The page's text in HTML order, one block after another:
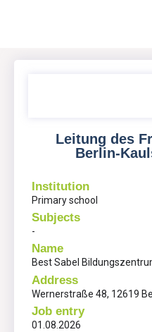
Leitung des
Berlin-
Institution
Primary school
Subjects
-
Name
Best Sabel
Address
Wernerstraße 48, 12619
Job entry
01.08.2026